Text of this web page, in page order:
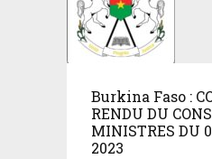
Burkina Faso :
RENDU DU
MINISTRES DU
2023